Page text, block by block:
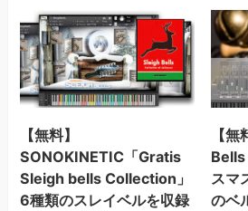
【無料】
SONOKINETIC「Gratis
Sleigh bells Collection」
6種類のスレイベルを収録
【
Bells
スマ
のベ